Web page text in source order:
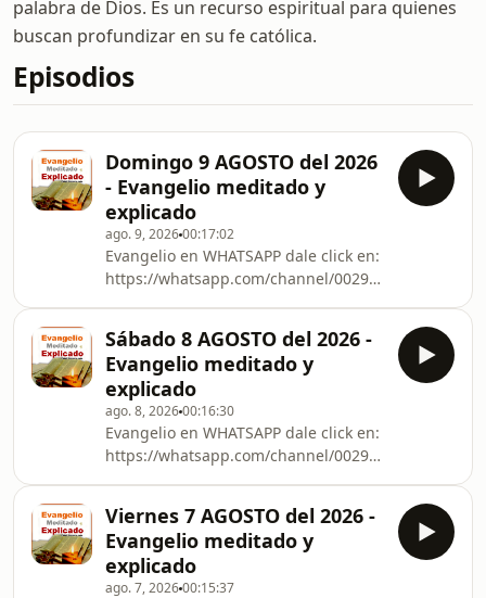
palabra de Dios. Es un recurso espiritual para quienes
buscan profundizar en su fe católica.
Episodios
Domingo 9 AGOSTO del 2026
- Evangelio meditado y
explicado
ago. 9, 202600:17:02
Evangelio en WHATSAPP dale click en:
https://whatsapp.com/channel/
Sábado 8 AGOSTO del 2026 -
Evangelio meditado y
explicado
ago. 8, 202600:16:30
Evangelio en WHATSAPP dale click en:
https://whatsapp.com/channel/
Viernes 7 AGOSTO del 2026 -
Evangelio meditado y
explicado
ago. 7, 202600:15:37